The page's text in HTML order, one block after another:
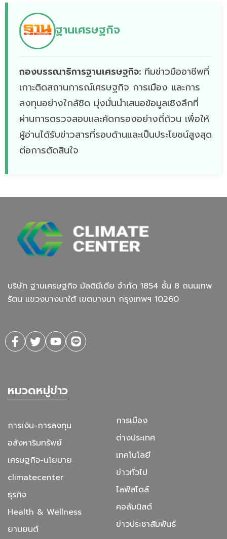
ฐานเศรษฐกิจ
กองบรรณาธิการฐานเศรษฐกิจ: ทีมข่าวมืออาชีพที่
เกาะติดสถานการณ์เศรษฐกิจ การเมือง และการ
ลงทุนอย่างใกล้ชิด มุ่งมั่นนำเสนอข้อมูลเชิงลึกที่
ผ่านการตรวจสอบและคัดกรองอย่างถี่ถ้วน เพื่อให้
ผู้อ่านได้รับข่าวสารที่รอบด้านและเป็นประโยชน์สูงสุด
ต่อการตัดสินใจ
บริษัท ฐานเศรษฐกิจ มัลติมีเดีย จํากัด 1854 ชั้น 8 ถนนเทพ
รัตน แขวงบางนาใต้ เขตบางนา กรุงเทพฯ 10260
หมวดหมู่ข่าว
การเงิน-การลงทุน
อสังหาริมทรัพย์
เศรษฐกิจ-นโยบาย
climatecenter
ธุรกิจ
Health & Wellness
ยานยนต์
การเมือง
ต่างประเทศ
เทคโนโลยี
ข่าวทั่วไป
ไลฟ์สไตล์
คอลัมนิสต์
ข่าวประชาสัมพันธ์